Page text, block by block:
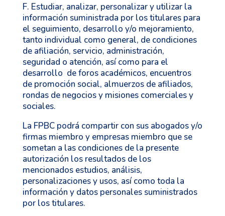
F. Estudiar, analizar, personalizar y utilizar la
información suministrada por los titulares para
el seguimiento, desarrollo y/o mejoramiento,
tanto individual como general, de condiciones
de afiliación, servicio, administración,
seguridad o atención, así como para el
desarrollo de foros académicos, encuentros
de promoción social, almuerzos de afiliados,
rondas de negocios y misiones comerciales y
sociales.
La FPBC podrá compartir con sus abogados y/o
firmas miembro y empresas miembro que se
sometan a las condiciones de la presente
autorización los resultados de los
mencionados estudios, análisis,
personalizaciones y usos, así como toda la
información y datos personales suministrados
por los titulares.